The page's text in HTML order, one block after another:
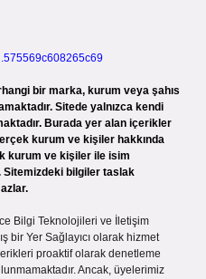
bir marka, kurum veya şahıs
Sitede yalnızca kendi
Burada yer alan içerikler
kurum ve kişiler hakkında
kurum ve kişiler ile isim
Sitemizdeki bilgiler taslak
Bilgi Teknolojileri ve İletişim
bir Yer Sağlayıcı olarak hizmet
proaktif olarak denetleme
Ancak, üyelerimiz